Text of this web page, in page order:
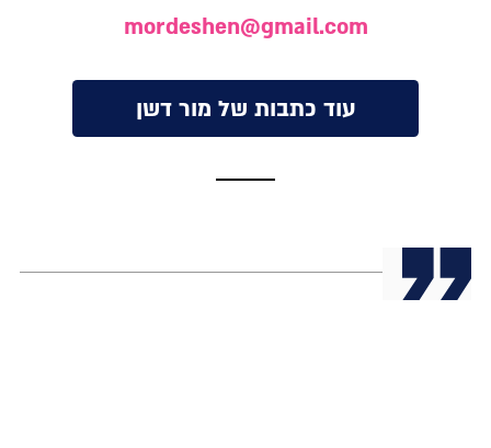
mordeshen@gmail.com
עוד כתבות של מור דשן